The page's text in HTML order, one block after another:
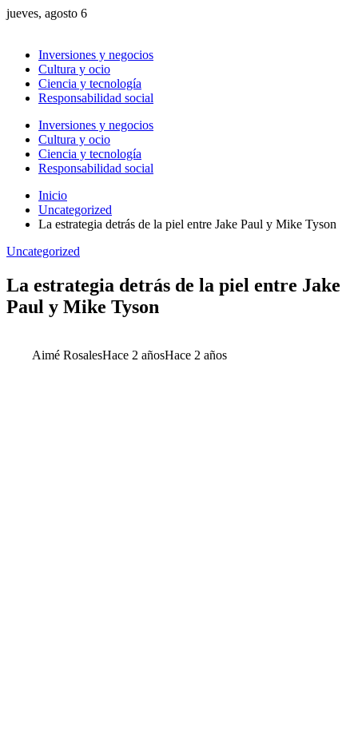
jueves, agosto 6
Inversiones y negocios
Cultura y ocio
Ciencia y tecnología
Responsabilidad social
Inversiones y negocios
Cultura y ocio
Ciencia y tecnología
Responsabilidad social
Inicio
Uncategorized
La estrategia detrás de la piel entre Jake Paul y Mike Tyson
Uncategorized
La estrategia detrás de la piel entre Jake
Paul y Mike Tyson
Aimé RosalesHace 2 añosHace 2 años